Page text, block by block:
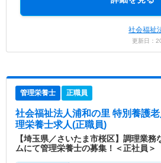
社会福祉
更新日：
管理栄養士 正職員
社会福祉法人浦和の里 特別養護
理栄養士求人(正職員)
【埼玉県／さいたま市桜区】調理業
ムにて管理栄養士の募集！＜正社員＞